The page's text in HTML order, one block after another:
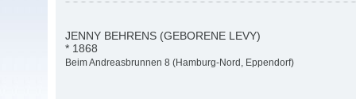
JENNY BEHRENS (GEBORENE LEVY)
* 1868
Beim Andreasbrunnen 8 (Hamburg-Nord, Eppendorf)